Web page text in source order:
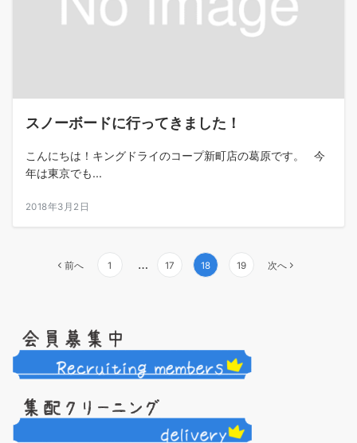
スノーボードに行ってきました！
こんにちは！キングドライのコープ新町店の葛原です。 今
年は東京でも...
2018年3月2日
ビ
ゲ
ー
シ
前へ 1 … 17 18 19 次へ